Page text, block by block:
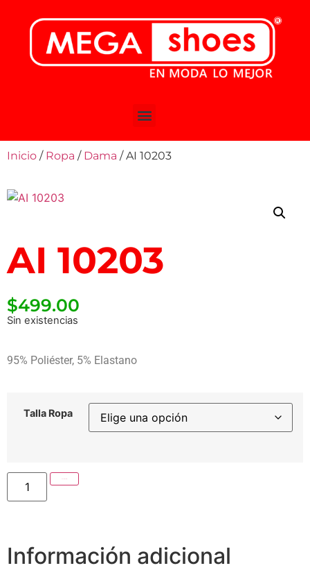
Inicio / Ropa / Dama / AI 10203
AI 10203
$499.00
Sin existencias
95% Poliéster, 5% Elastano
Talla Ropa
Información adicional